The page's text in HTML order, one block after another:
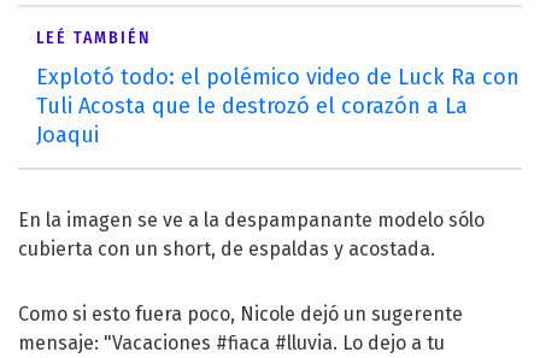
LEÉ TAMBIÉN
Explotó todo: el polémico video de Luck Ra con
Tuli Acosta que le destrozó el corazón a La
Joaqui
En la imagen se ve a la despampanante modelo sólo
cubierta con un short, de espaldas y acostada.
Como si esto fuera poco, Nicole dejó un sugerente
mensaje: "Vacaciones #fiaca #lluvia. Lo dejo a tu